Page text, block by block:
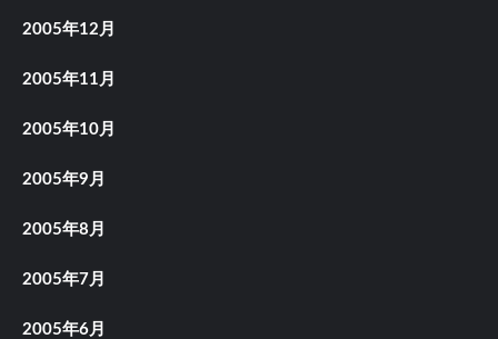
2005年12月
2005年11月
2005年10月
2005年9月
2005年8月
2005年7月
2005年6月